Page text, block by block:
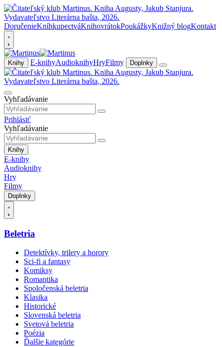
DoručenieKníhkupectváKnihovrátokPoukážkyKnižný blogKontakt
Knihy E-knihyAudioknihyHryFilmy Doplnky
Vyhľadávanie
Prihlásiť
Vyhľadávanie
Knihy
E-knihy
Audioknihy
Hry
Filmy
Doplnky
Beletria
Detektívky, trilery a horory
Sci-fi a fantasy
Komiksy
Romantika
Spoločenská beletria
Klasika
Historické
Slovenská beletria
Svetová beletria
Poézia
Ďalšie kategórie